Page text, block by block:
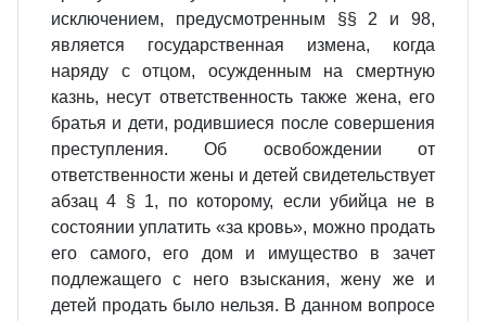
исключением, предусмотренным §§ 2 и 98,
является государственная измена, когда
наряду с отцом, осужденным на смертную
казнь, несут ответственность также жена, его
братья и дети, родившиеся после совершения
преступления. Об освобождении от
ответственности жены и детей свидетельствует
абзац 4 § 1, по которому, если убийца не в
состоянии уплатить «за кровь», можно продать
его самого, его дом и имущество в зачет
подлежащего с него взыскания, жену же и
детей продать было нельзя. В данном вопросе